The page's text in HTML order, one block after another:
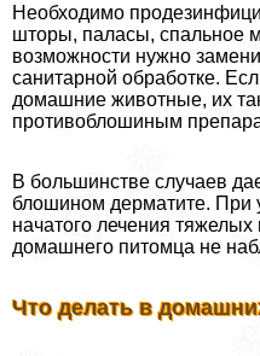
Необходимо
шторы, паласы, спальное
возможности нужно
санитарной обработке.
домашние животные, их
противоблошиным
В большинстве случаев
блошином дерматите. При
начатого лечения
домашнего питомца не
Что делать в